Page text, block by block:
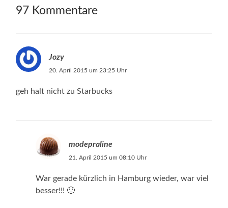
97 Kommentare
Jozy
20. April 2015 um 23:25 Uhr
geh halt nicht zu Starbucks
modepraline
21. April 2015 um 08:10 Uhr
War gerade kürzlich in Hamburg wieder, war viel
besser!!! 🙂